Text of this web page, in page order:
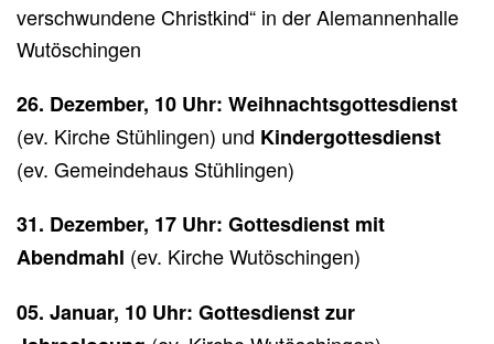
verschwundene Christkind“ in der Alemannenhalle
Wutöschingen
26. Dezember, 10 Uhr: Weihnachtsgottesdienst
(ev. Kirche Stühlingen) und Kindergottesdienst
(ev. Gemeindehaus Stühlingen)
31. Dezember, 17 Uhr: Gottesdienst mit
Abendmahl (ev. Kirche Wutöschingen)
05. Januar, 10 Uhr: Gottesdienst zur